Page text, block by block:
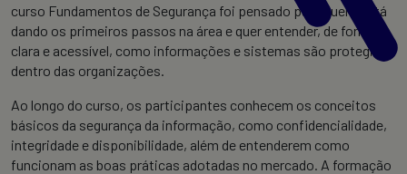
curso Fundamentos de Segurança foi pensado para quem está
dando os primeiros passos na área e quer entender, de forma
clara e acessível, como informações e sistemas são protegidos
dentro das organizações.
Ao longo do curso, os participantes conhecem os conceitos
básicos da segurança da informação, como confidencialidade,
integridade e disponibilidade, além de entenderem como
funcionam as boas práticas adotadas no mercado. A formação